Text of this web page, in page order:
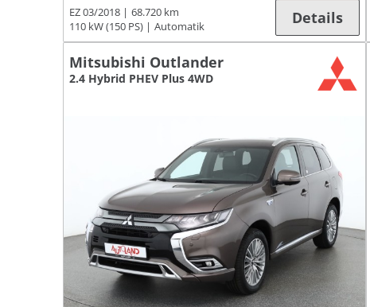
EZ 03/2018
68.720 km
110 kW (150 PS)
Automatik Details
Mitsubishi Outlander
2.4 Hybrid PHEV Plus 4WD